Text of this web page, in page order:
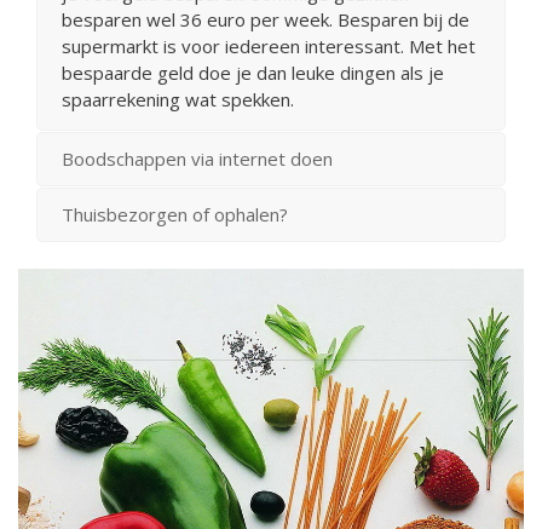
besparen wel 36 euro per week. Besparen bij de
supermarkt is voor iedereen interessant. Met het
bespaarde geld doe je dan leuke dingen als je
spaarrekening wat spekken.
Boodschappen via internet doen
Thuisbezorgen of ophalen?